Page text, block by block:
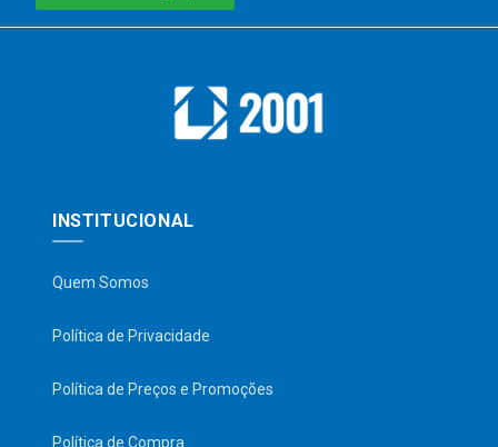
INSTITUCIONAL
Quem Somos
Política de Privacidade
Política de Preços e Promoções
Política de Compra